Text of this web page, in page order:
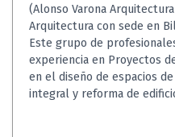
(Alonso Varona
Arquitectura con sede en
Este grupo de
experiencia en Proyectos
en el diseño de espacios
integral y reforma de